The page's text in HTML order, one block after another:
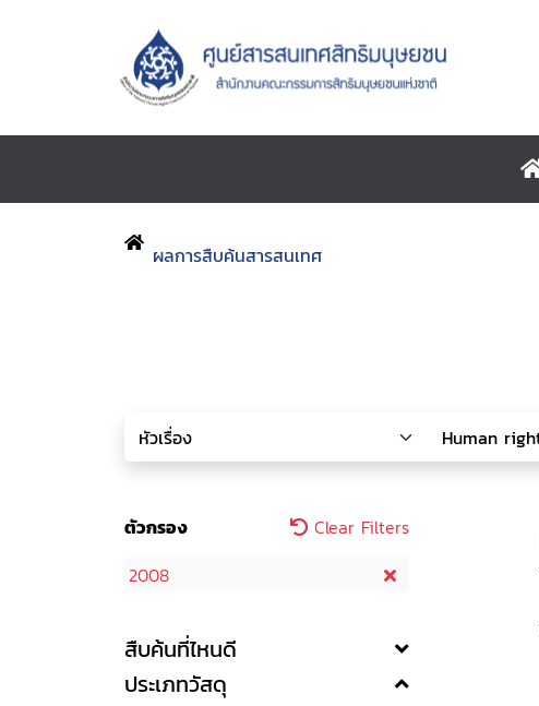
ผลการสืบค้นสารสนเทศ
ตัวกรอง
Clear Filters
2008
สืบค้นที่ไหนดี
ประเภทวัสดุ